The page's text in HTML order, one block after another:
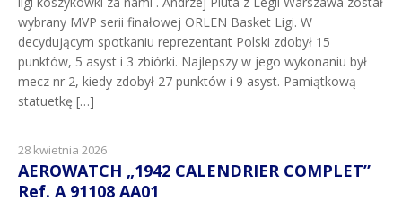
wybrany MVP serii finałowej ORLEN Basket Ligi. W
decydującym spotkaniu reprezentant Polski zdobył 15
punktów, 5 asyst i 3 zbiórki. Najlepszy w jego wykonaniu był
mecz nr 2, kiedy zdobył 27 punktów i 9 asyst. Pamiątkową
statuetkę […]
28 kwietnia 2026
AEROWATCH „1942 CALENDRIER COMPLET”
Ref. A 91108 AA01